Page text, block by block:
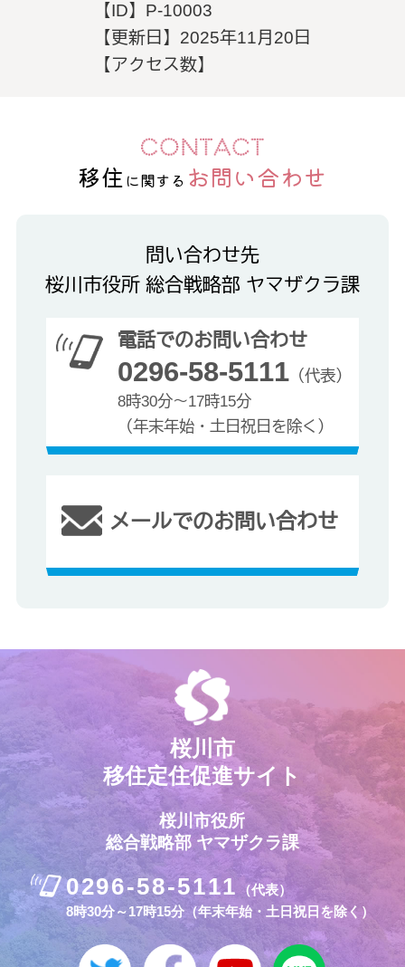
【ID】 P-10003
【更新日】 2025年11月20日
【アクセス数】
移住 に関する お問い合わせ
問い合わせ先
桜川市役所 総合戦略部 ヤマザクラ課
電話でのお問い合わせ
0296-58-5111（代表）
8時30分～17時15分
（年末年始・土日祝日を除く）
メールでのお問い合わせ
桜川市
移住定住促進サイト
桜川市役所
総合戦略部 ヤマザクラ課
0296-58-5111
（代表）
8時30分～17時15分（年末年始・土日祝日を除く）
桜川市公式Twitter
桜川市公式Facebook
桜川市公式桜川